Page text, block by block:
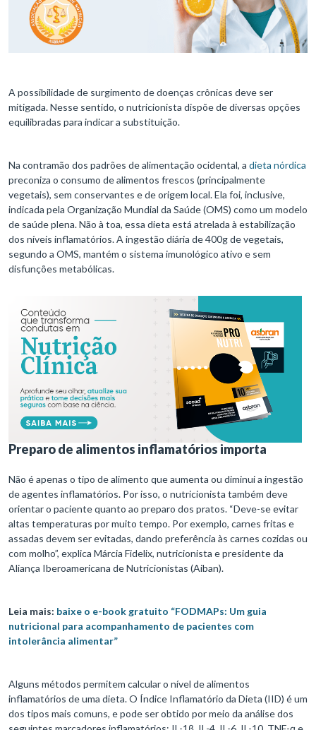
A possibilidade de surgimento de doenças crônicas deve ser
mitigada. Nesse sentido, o nutricionista dispõe de diversas opções
equilibradas para indicar a substituição.
Na contramão dos padrões de alimentação ocidental, a dieta nórdica
preconiza o consumo de alimentos frescos (principalmente
vegetais), sem conservantes e de origem local. Ela foi, inclusive,
indicada pela Organização Mundial da Saúde (OMS) como um modelo
de saúde plena. Não à toa, essa dieta está atrelada à estabilização
dos níveis inflamatórios. A ingestão diária de 400g de vegetais,
segundo a OMS, mantém o sistema imunológico ativo e sem
disfunções metabólicas.
Preparo de alimentos inflamatórios importa
Não é apenas o tipo de alimento que aumenta ou diminui a ingestão
de agentes inflamatórios. Por isso, o nutricionista também deve
orientar o paciente quanto ao preparo dos pratos. “Deve-se evitar
altas temperaturas por muito tempo. Por exemplo, carnes fritas e
assadas devem ser evitadas, dando preferência às carnes cozidas ou
com molho”, explica Márcia Fidelix, nutricionista e presidente da
Aliança Iberoamericana de Nutricionistas (Aiban).
Leia mais: baixe o e-book gratuito “FODMAPs: Um guia
nutricional para acompanhamento de pacientes com
intolerância alimentar”
Alguns métodos permitem calcular o nível de alimentos
inflamatórios de uma dieta. O Índice Inflamatório da Dieta (IID) é um
dos tipos mais comuns, e pode ser obtido por meio da análise dos